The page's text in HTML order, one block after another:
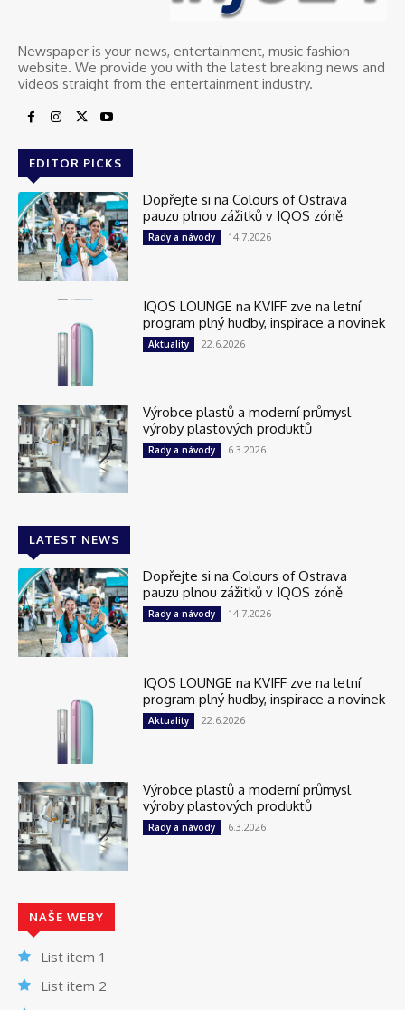
Newspaper is your news, entertainment, music fashion
website. We provide you with the latest breaking news and
videos straight from the entertainment industry.
EDITOR PICKS
Dopřejte si na Colours of Ostrava
pauzu plnou zážitků v IQOS zóně
Rady a návody 14.7.2026
IQOS LOUNGE na KVIFF zve na letní
program plný hudby, inspirace a novinek
Aktuality 22.6.2026
Výrobce plastů a moderní průmysl
výroby plastových produktů
Rady a návody 6.3.2026
LATEST NEWS
Dopřejte si na Colours of Ostrava
pauzu plnou zážitků v IQOS zóně
Rady a návody 14.7.2026
IQOS LOUNGE na KVIFF zve na letní
program plný hudby, inspirace a novinek
Aktuality 22.6.2026
Výrobce plastů a moderní průmysl
výroby plastových produktů
Rady a návody 6.3.2026
NAŠE WEBY
List item 1
List item 2